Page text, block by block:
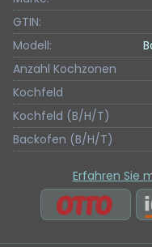
GTIN:
Modell:
Anzahl Kochzonen
Kochfeld
Kochfeld (B/H/T)
Backofen (B/H/T)
Erfahren Sie